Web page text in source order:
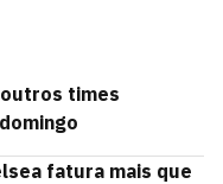
outros times
fatura mais que